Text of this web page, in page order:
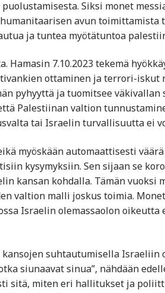
Siksi monet
avun toimittamista
ja tuntea myötätuntoa
Hamasin 7.10.2023 tekemä
ottaminen ja terrori-iskut
pyhyyttä ja tuomitsee väkivallan
Palestiinan valtion
tai Israelin turvallisuutta ei
myöskään automaattisesti
kysymyksiin. Sen sijaan se
kansan kohdalla. Tämän vuoksi
valtion malli joskus toimia.
Israelin olemassaolon oikeutta
suhtautumisella Israeliin
siunaavat sinua”, nähdään
sitä, miten eri hallitukset ja